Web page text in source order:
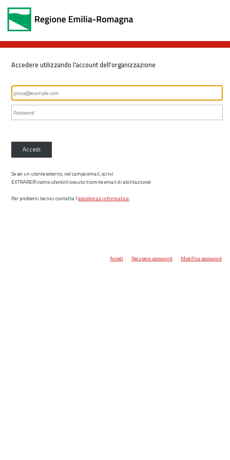
Accedere utilizzando l'account dell'organizzazione
Accedi
Se sei un utente esterno, nel campo email, scrivi
EXTRARER\nome utente(ricevuto tramite email di abilitazione)
Per problemi tecnici contatta l’assistenza informatica.
Accedi Recupera password Modifica password